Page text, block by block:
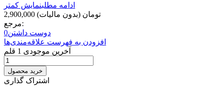
ادامه مطلبنمایش کمتر
2,900,000 تومان (بدون مالیات)
مرجع:
دوست داشتن0
افزودن به فهرست علاقه‌مندی‌ها
آخرین موجودی 1 قلم
خرید محصول
اشتراک گذاری